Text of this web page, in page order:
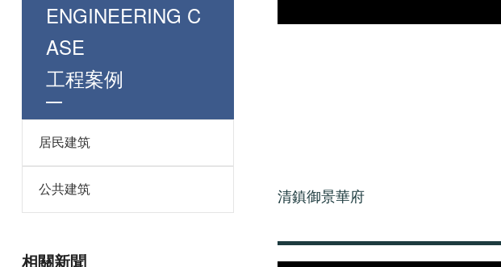
ENGINEERING C
ASE
工程案例
居民建筑
公共建筑
相關新聞
清鎮御景華府